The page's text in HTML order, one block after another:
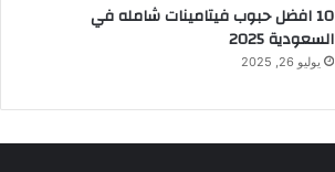
10 افضل حبوب فيتامينات شامله​ في
السعودية 2025
يوليو 26, 2025